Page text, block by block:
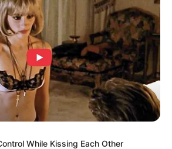
While Kissing Each Other